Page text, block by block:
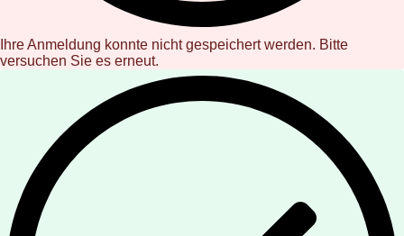
Ihre Anmeldung konnte nicht gespeichert werden. Bitte
versuchen Sie es erneut.